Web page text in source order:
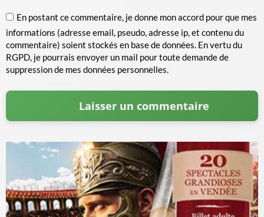
En postant ce commentaire, je donne mon accord pour que mes
informations (adresse email, pseudo, adresse ip, et contenu du
commentaire) soient stockés en base de données. En vertu du
RGPD, je pourrais envoyer un mail pour toute demande de
suppression de mes données personnelles.